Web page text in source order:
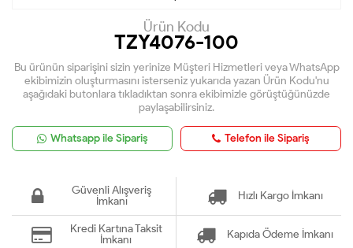
Ürün Kodu
TZY4076-100
Bu ürünün siparişini sizin yerinize Müşteri Hizmetleri veya WhatsApp
ekibimizin oluşturmasını isterseniz yukarıda yazan Ürün Kodu'nu
aşağıdaki butonlara tıkladıktan sonra ekibimizle görüştüğünüzde
paylaşabilirsiniz.
Whatsapp ile Sipariş Telefon ile Sipariş
Güvenli Alışveriş
İmkanı
Hızlı Kargo İmkanı
Kredi Kartına Taksit
İmkanı
Kapıda Ödeme İmkanı